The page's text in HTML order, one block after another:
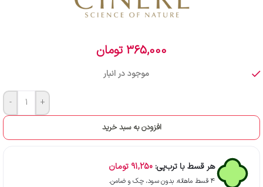
365,000 تومان
موجود در انبار
- +
افزودن به سبد خرید
هر قسط با ترب‌پی: 91,250 تومان
۴ قسط ماهانه. بدون سود، چک و ضامن.